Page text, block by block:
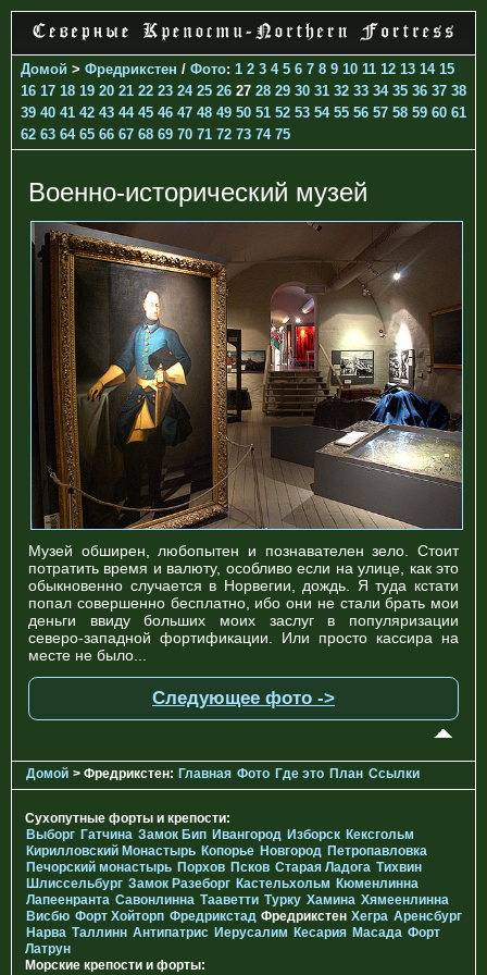
Домой > Фредрикстен / Фото: 1 2 3 4 5 6 7 8 9 10 11 12 13 14 15
16 17 18 19 20 21 22 23 24 25 26 27 28 29 30 31 32 33 34 35 36 37 38
39 40 41 42 43 44 45 46 47 48 49 50 51 52 53 54 55 56 57 58 59 60 61
62 63 64 65 66 67 68 69 70 71 72 73 74 75
Военно-исторический музей
Музей обширен, любопытен и познавателен зело. Стоит
потратить время и валюту, особливо если на улице, как это
обыкновенно случается в Норвегии, дождь. Я туда кстати
попал совершенно бесплатно, ибо они не стали брать мои
деньги ввиду больших моих заслуг в популяризации
северо-западной фортификации. Или просто кассира на
месте не было...
Следующее фото ->
Домой > Фредрикстен: Главная Фото Где это План Ссылки
Сухопутные форты и крепости:
Выборг Гатчина Замок Бип Ивангород Изборск Кексгольм
Кирилловский Монастырь Копорье Новгород Петропавловка
Печорcкий монастырь Порхов Псков Старая Ладога Тихвин
Шлиссельбург Замок Разеборг Кастельхольм Кюменлинна
Лапеенранта Савонлинна Тааветти Турку Хамина Хямеенлинна
Висбю Форт Хойторп Фредрикстад Фредрикстен Хегра Аренсбург
Нарва Таллинн Антипатрис Иерусалим Кесария Масада Форт
Латрун
Морские крепости и форты: